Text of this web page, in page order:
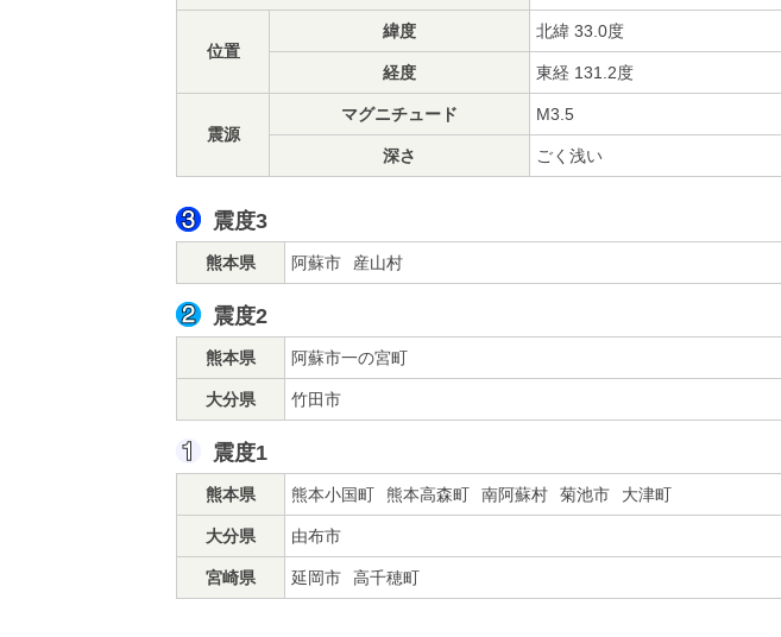
位置
緯度 北緯 33.0度
経度 東経 131.2度
震源
マグニチュード M3.5
深さ ごく浅い
震度3
熊本県 阿蘇市 産山村
震度2
熊本県 阿蘇市一の宮町
大分県 竹田市
震度1
熊本県 熊本小国町 熊本高森町 南阿蘇村 菊池市 大津町
大分県 由布市
宮崎県 延岡市 高千穂町